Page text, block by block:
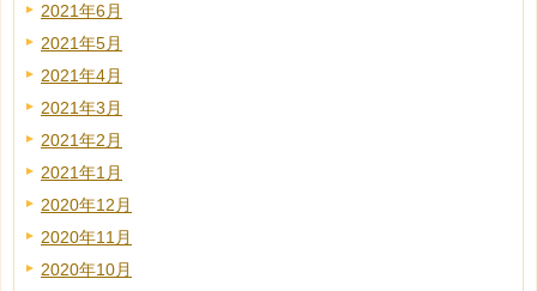
2021年6月
2021年5月
2021年4月
2021年3月
2021年2月
2021年1月
2020年12月
2020年11月
2020年10月